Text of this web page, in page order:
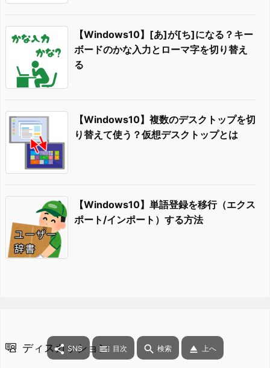
【Windows10】[あ]が[ち]になる？キー
ボードのかな入力とローマ字を切り替え
る
【Windows10】複数のデスクトップを切
り替えて使う？仮想デスクトップとは
【Windows10】単語登録を移行（エクス
ポート/インポート）する方法
ディスカッション
 SNS  目次  検索  上へ